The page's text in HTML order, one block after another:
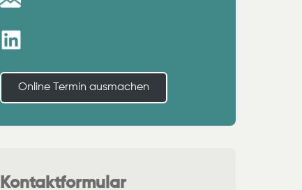
Online Termin ausmachen
Kontaktformular